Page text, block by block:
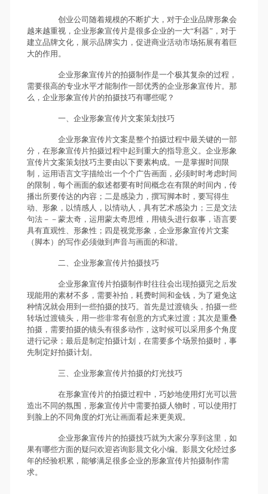
创业公司随着规模的不断扩大，对于企业品牌形象会
越来越重视，企业形象宣传片是很多企业的一大“利器”，对于
建立品牌文化，展示品牌实力，促进商业活动市场拓展有着巨
大的作用。
企业形象宣传片的拍摄制作是一个极其复杂的过程，
需要很高的专业水平才能制作一部优秀的企业形象宣传片。那
么，企业形象宣传片的拍摄技巧有哪些呢？
一、企业形象宣传片文案策划技巧
企业形象宣传片文案是整个拍摄过程中最关键的一部
分，在形象宣传片拍摄过程中起到重大的指导意义。企业形象
宣传片文案策划技巧主要由以下要素构成。一是掌握时间限
制，运用语言文字描绘出一个个广告画面，必须时时考虑时间
的限制，每个画面的叙述都要有时间概念在有限的时间内，传
播出所要传达的内容；二是感染力，撰写脚本时，要写得生
动、形象，以情感人，以情动人，具有艺术感染力；三是文法
句法－－蒙太奇，运用蒙太奇思维，用镜头进行叙事，语言要
具有直观性、形象性；四是视觉形象，企业形象宣传片文案
（脚本）的写作必须做到声音与画面的和谐。
二、企业形象宣传片拍摄技巧
企业形象宣传片拍摄制作时往往会出现拍摄完之后发
现能用的素材不多，需要补拍，耗费时间和金钱，为了避免这
种情况就会用到一些拍摄的技巧。首先是过渡镜头，拍摄一些
转场过渡镜头，用一些非常有创意的方式来过渡；其次是重叠
拍摄，需要拍摄的镜头有很多动作，这时候可以采用多个角度
进行记录；最后是制定拍摄计划，在需要多个场景拍摄时，事
先制定好拍摄计划。
三、企业形象宣传片拍摄的灯光技巧
在形象宣传片的拍摄过程中，巧妙地使用灯光可以营
造出不同的氛围，形象宣传片中需要拍摄人物时，可以使用打
到脸上的不同角度的灯光让画面看起来更美观。
企业形象宣传片的拍摄技巧就为大家分享到这里，如
果有哪些方面的疑问欢迎咨询影晨文化小编。影晨文化经过多
年的经验积累，能够满足很多企业的形象宣传片拍摄制作需
求。